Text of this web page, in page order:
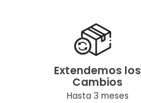
Extendemos los
Cambios
Hasta 3 meses